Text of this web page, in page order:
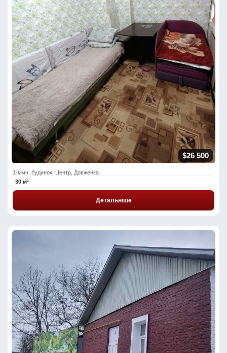
$26 500
1-кімн. будинок, Центр, Довженка
30 м²
Детальніше